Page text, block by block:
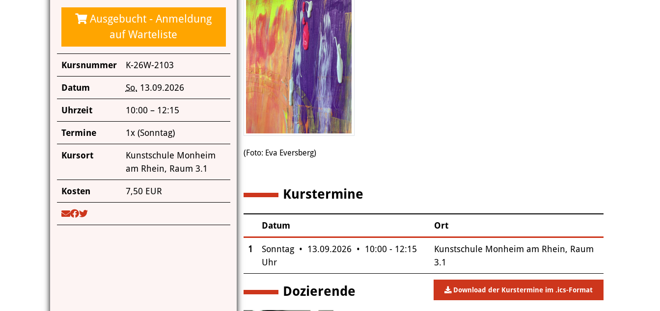
Anfahrt
Ausgebucht - Anmeldung
auf Warteliste
Kursnummer K-26W-2103
Datum So. 13.09.2026
Uhrzeit 10:00 – 12:15
Termine 1x (Sonntag)
Kursort
Kunstschule Monheim
am Rhein, Raum 3.1
Kosten 7,50 EUR
(Foto: Eva Eversberg)
Kurstermine
Insgesamt gibt es 1 Termine zum diesen Kurs
–
Datum Ort
1
Sonntag • 13.09.2026 • 10:00 - 12:15
Uhr
Kunstschule Monheim am Rhein, Raum
3.1
Download der Kurstermine im .ics-Format
Dozierende